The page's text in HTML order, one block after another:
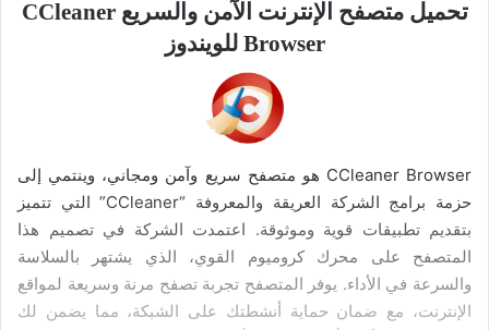
تحميل متصفح الإنترنت الآمن والسريع CCleaner
Browser للويندوز
CCleaner Browser هو متصفح سريع وآمن ومجاني، وينتمي إلى
حزمة برامج الشركة العريقة والمعروفة “CCleaner” التي تتميز
بتقديم تطبيقات قوية وموثوقة. اعتمدت الشركة في تصميم هذا
المتصفح على محرك كروميوم القوي، الذي يشتهر بالسلاسة
والسرعة في الأداء. يوفر المتصفح تجربة تصفح مرنة وسريعة لمواقع
الإنترنت، مع ضمان حماية أنشطتك على الشبكة، مما يضمن لك